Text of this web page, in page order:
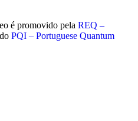
é promovido pela REQ –
do PQI – Portuguese Quantum